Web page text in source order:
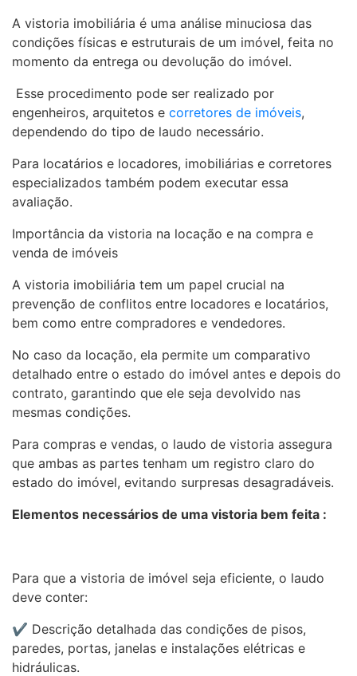
A vistoria imobiliária é uma análise minuciosa das
condições físicas e estruturais de um imóvel, feita no
momento da entrega ou devolução do imóvel.
Esse procedimento pode ser realizado por
engenheiros, arquitetos e corretores de imóveis,
dependendo do tipo de laudo necessário.
Para locatários e locadores, imobiliárias e corretores
especializados também podem executar essa
avaliação.
Importância da vistoria na locação e na compra e
venda de imóveis
A vistoria imobiliária tem um papel crucial na
prevenção de conflitos entre locadores e locatários,
bem como entre compradores e vendedores.
No caso da locação, ela permite um comparativo
detalhado entre o estado do imóvel antes e depois do
contrato, garantindo que ele seja devolvido nas
mesmas condições.
Para compras e vendas, o laudo de vistoria assegura
que ambas as partes tenham um registro claro do
estado do imóvel, evitando surpresas desagradáveis.
Elementos necessários de uma vistoria bem feita :
Para que a vistoria de imóvel seja eficiente, o laudo
deve conter:
✔ Descrição detalhada das condições de pisos,
paredes, portas, janelas e instalações elétricas e
hidráulicas.